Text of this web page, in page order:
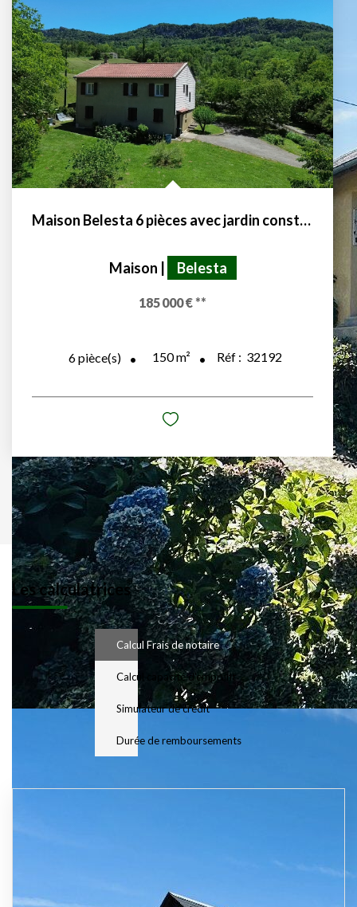
Maison Belesta 6 pièces avec jardin constructible
Maison Belesta
185 000 € **
6pièce(s) 150m² Réf : 32192
Les calculatrices
Calcul Frais de notaire
Calcul capacité d'emprunt
Simulateur de crédit
Durée de remboursements